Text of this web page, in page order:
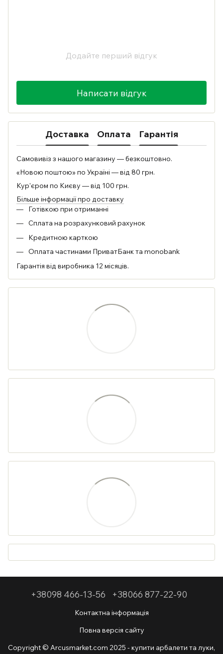
Додайте перший відгук
Написати відгук
Доставка Оплата Гарантія
Самовивіз з нашого магазину — безкоштовно.
«Новою поштою» по Україні — від 80 грн.
Кур'єром по Києву — від 100 грн.
Більше інформації про доставку
Готівкою при отриманні
Сплата на розрахунковий рахунок
Кредитною карткою
Оплата частинами ПриватБанк та monobank
Гарантія від виробника 12 місяців.
+38098 466-13-56 +38066 877-22-90
Контактна інформація
Повна версія сайту
Copyright © Arcusmarket.com 2025 - купити арбалети та луки,